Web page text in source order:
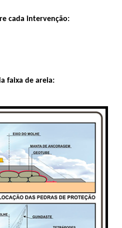
cada intervenção:
faixa de areia: